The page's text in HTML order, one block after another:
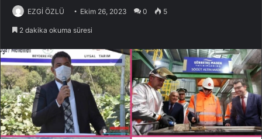
EZGİ ÖZLÜ Ekim 26, 2023 0 5
2 dakika okuma süresi